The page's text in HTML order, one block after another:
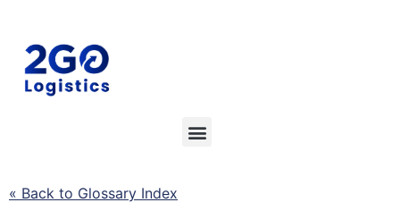
« Back to Glossary Index